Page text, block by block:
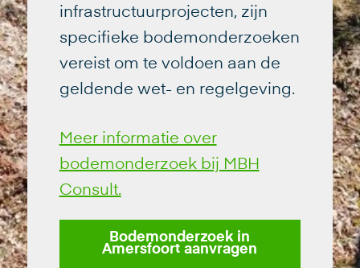
infrastructuurprojecten, zijn
specifieke bodemonderzoeken
vereist om te voldoen aan de
geldende wet- en regelgeving.
Meer informatie over
bodemonderzoek bij MBH
Consult.
Bodemonderzoek in
Amersfoort aanvragen